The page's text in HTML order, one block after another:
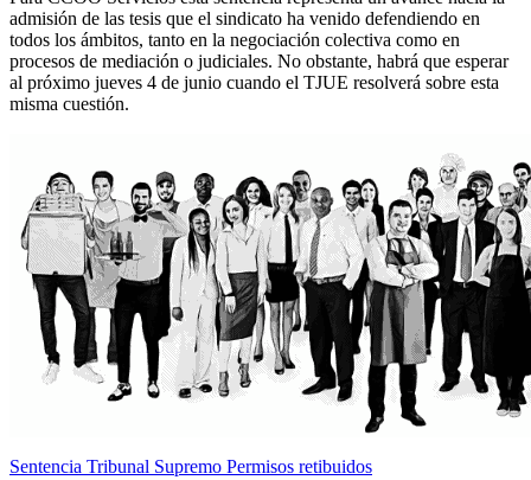
admisión de las tesis que el sindicato ha venido defendiendo en
todos los ámbitos, tanto en la negociación colectiva como en
procesos de mediación o judiciales. No obstante, habrá que esperar
al próximo jueves 4 de junio cuando el TJUE resolverá sobre esta
misma cuestión.
Sentencia Tribunal Supremo Permisos retibuidos